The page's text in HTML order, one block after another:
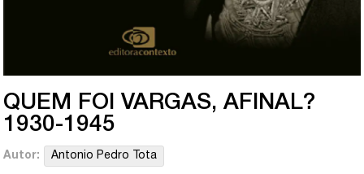
QUEM FOI VARGAS, AFINAL?
1930-1945
Autor: Antonio Pedro Tota